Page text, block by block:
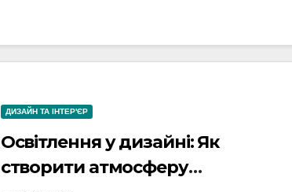
ДИЗАЙН ТА ІНТЕР'ЄР
Освітлення у дизайні: Як
створити атмосферу